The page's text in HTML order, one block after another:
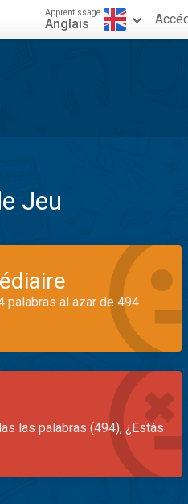
Apprentissage
Anglais
Jeu
palabras al azar de 494
las palabras (494), ¿Estás